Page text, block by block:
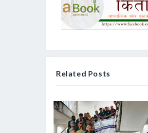
Related Posts